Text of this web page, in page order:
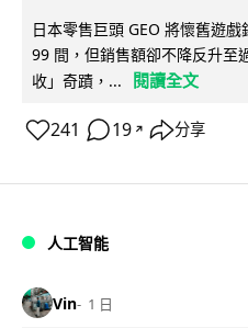
日本零售巨頭 GEO 將懷舊遊
99 間，但銷售額卻不降反升至
收」奇蹟，...
閱讀全文
241 19 ↗ 分享
人工智能
Vin 1 日